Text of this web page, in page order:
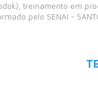
treinamento em
pelo SENAI -